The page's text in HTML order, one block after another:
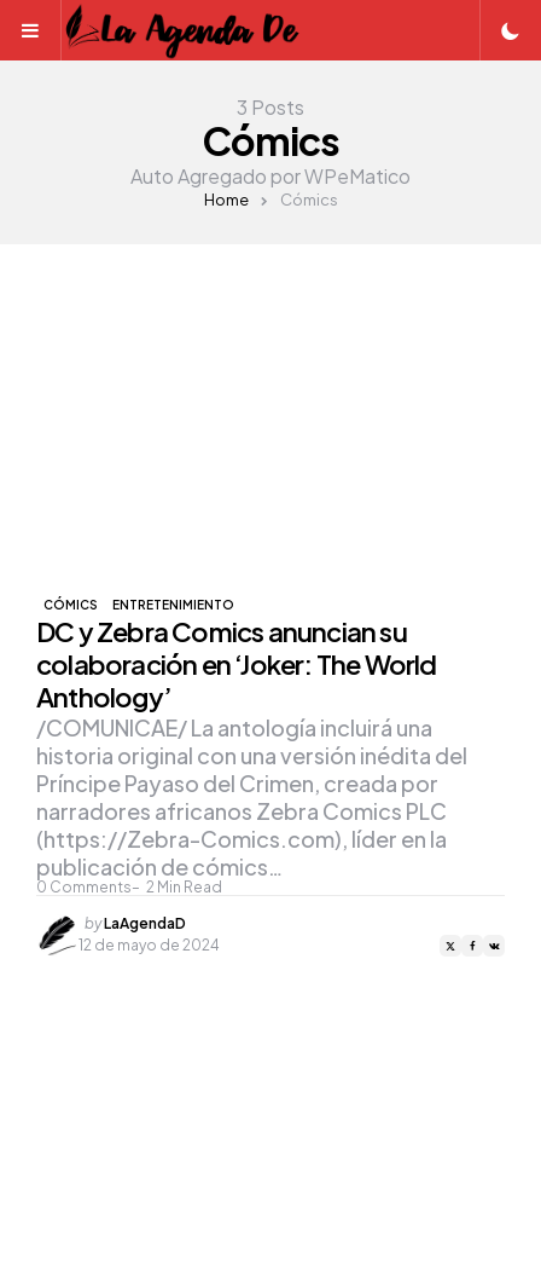
Menu
3 Posts
Cómics
Auto Agregado por WPeMatico
Home Cómics
CÓMICS ENTRETENIMIENTO
DC y Zebra Comics anuncian su
colaboración en ‘Joker: The World
Anthology’
0 Comments 2 Min Read
/COMUNICAE/ La antología incluirá una
historia original con una versión inédita del
Príncipe Payaso del Crimen, creada por
narradores africanos Zebra Comics PLC
(https://Zebra-Comics.com), líder en la
publicación de cómics…
Posted
by
byLaAgendaD
12 de mayo de 2024